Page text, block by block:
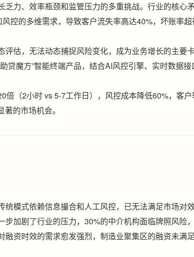
乏力、效率瓶颈和监管压力的多重挑战。行业的核心
控的多维需求，导致客户流失率高达40%，坏账率
评估，无法动态捕捉风险变化，成为业务增长的主要卡
贷魔方”智能终端产品，结合AI风控引擎、实时数据
倍（2小时 vs 5-7工作日），风控成本降低60%，客
的市场机会。
统模式依赖信息撮合和人工风控，已无法满足市场对
步加剧了行业的压力，30%的中介机构面临牌照风险
融资时效的需求愈发强烈，制造业聚集区的融资未满